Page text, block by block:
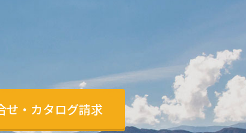
せ・カタログ請求